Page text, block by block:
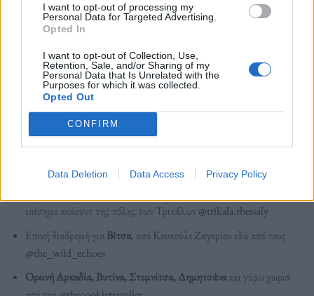
I want to opt-out of processing my
Personal Data for Targeted Advertising.
Opted In
I want to opt-out of Collection, Use,
Retention, Sale, and/or Sharing of my
Personal Data that Is Unrelated with the
Purposes for which it was collected.
Opted Out
CONFIRM
Data Deletion Data Access Privacy Policy
περπατήσει. Τρίκαλα, Βυτίνα, Ζαγοροχώρια,
Λουτρά Πόζαρ και άλλα όμορφα μέρη στην Ελλάδα
παρατίθενται στην σχετική λίστα:
Τζουμέρκα, Ήπειρος όπως το είδαν οι
Αλπικό τοπίο στοόρος Λάκμος
Θερμά λουτρά στα παγωμένα κατά τα άλλαΛουτρά Πόζαρ, Δυτική
Μακεδονία από την@tzatchickie
επίσημο ακάουντ της πόλης των Τρικάλων@trikala.thessaly
Επική διαδρομή γιαΒίτσα, από Κουκούλι Ζαγορίου εδώ από τους
@the_wild_echoes
Ορεινή Αρκαδία, Βυτίνα, Στεμνίτσα, Δημητσάνακαι γύρω χωριά